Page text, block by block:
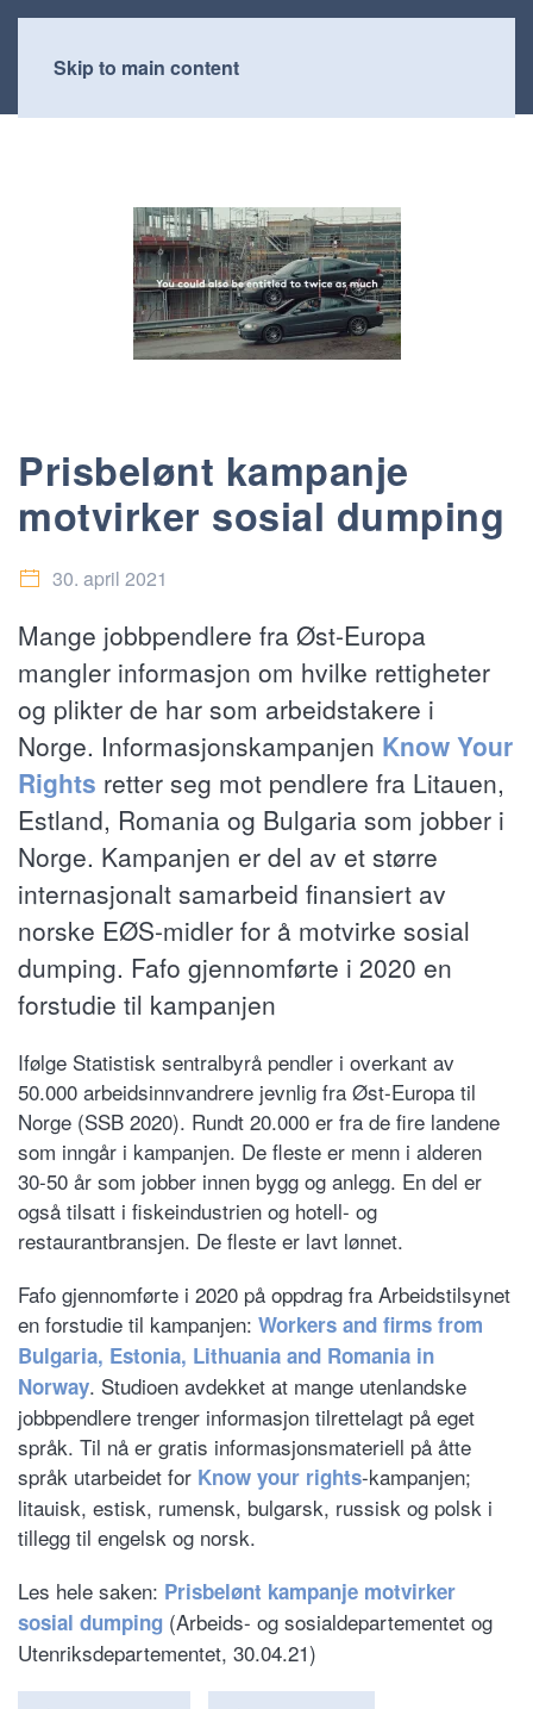
Skip to main content
Prisbelønt kampanje
motvirker sosial dumping
30. april 2021
Mange jobbpendlere fra Øst-Europa
mangler informasjon om hvilke rettigheter
og plikter de har som arbeidstakere i
Norge. Informasjonskampanjen Know Your
Rights retter seg mot pendlere fra Litauen,
Estland, Romania og Bulgaria som jobber i
Norge. Kampanjen er del av et større
internasjonalt samarbeid finansiert av
norske EØS-midler for å motvirke sosial
dumping. Fafo gjennomførte i 2020 en
forstudie til kampanjen
Ifølge Statistisk sentralbyrå pendler i overkant av
50.000 arbeidsinnvandrere jevnlig fra Øst-Europa til
Norge (SSB 2020). Rundt 20.000 er fra de fire landene
som inngår i kampanjen. De fleste er menn i alderen
30-50 år som jobber innen bygg og anlegg. En del er
også tilsatt i fiskeindustrien og hotell- og
restaurantbransjen. De fleste er lavt lønnet.
Fafo gjennomførte i 2020 på oppdrag fra Arbeidstilsynet
en forstudie til kampanjen: Workers and firms from
Bulgaria, Estonia, Lithuania and Romania in
Norway. Studioen avdekket at mange utenlandske
jobbpendlere trenger informasjon tilrettelagt på eget
språk. Til nå er gratis informasjonsmateriell på åtte
språk utarbeidet for Know your rights-kampanjen;
litauisk, estisk, rumensk, bulgarsk, russisk og polsk i
tillegg til engelsk og norsk.
Les hele saken: Prisbelønt kampanje motvirker
sosial dumping (Arbeids- og sosialdepartementet og
Utenriksdepartementet, 30.04.21)